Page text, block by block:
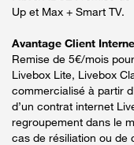
Up et Max + Smart TV.
Avantage Client
Remise de 5€/mois
Livebox Lite, Livebox
commercialisé à partir
d’un contrat internet
regroupement dans le
cas de résiliation ou de